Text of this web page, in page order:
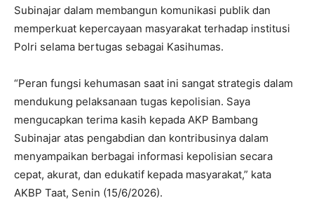
Subinajar dalam membangun komunikasi publik dan
memperkuat kepercayaan masyarakat terhadap institusi
Polri selama bertugas sebagai Kasihumas.
“Peran fungsi kehumasan saat ini sangat strategis dalam
mendukung pelaksanaan tugas kepolisian. Saya
mengucapkan terima kasih kepada AKP Bambang
Subinajar atas pengabdian dan kontribusinya dalam
menyampaikan berbagai informasi kepolisian secara
cepat, akurat, dan edukatif kepada masyarakat,” kata
AKBP Taat, Senin (15/6/2026).